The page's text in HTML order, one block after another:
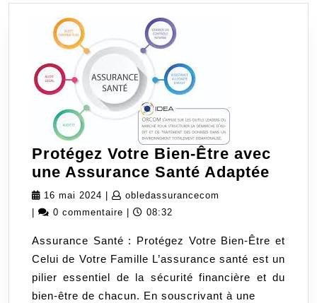
Protégez Votre Bien-Être avec
une Assurance Santé Adaptée
avec
une
16 mai 2024 16
mai
obledassurancecom
0 commentaire 08:32
Assurance Santé : Protégez Votre Bien-Être et
Celui de Votre Famille L’assurance santé est un
pilier essentiel de la sécurité financière et du
bien-être de chacun. En souscrivant à une